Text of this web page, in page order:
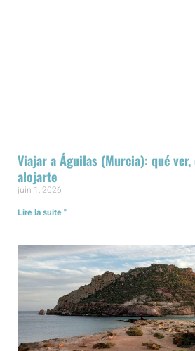
Viajar a Águilas (Murcia): qué
alojarte
juin 1, 2026
Lire la suite "